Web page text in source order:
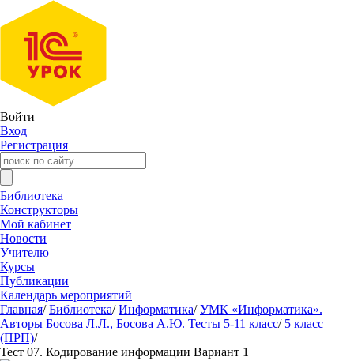
Войти
Вход
Регистрация
Библиотека
Конструкторы
Мой кабинет
Новости
Учителю
Курсы
Публикации
Календарь мероприятий
Главная/ Библиотека/ Информатика/ УМК «Информатика».
Авторы Босова Л.Л., Босова А.Ю. Тесты 5-11 класс/ 5 класс
(ПРП)/
Тест 07. Кодирование информации Вариант 1